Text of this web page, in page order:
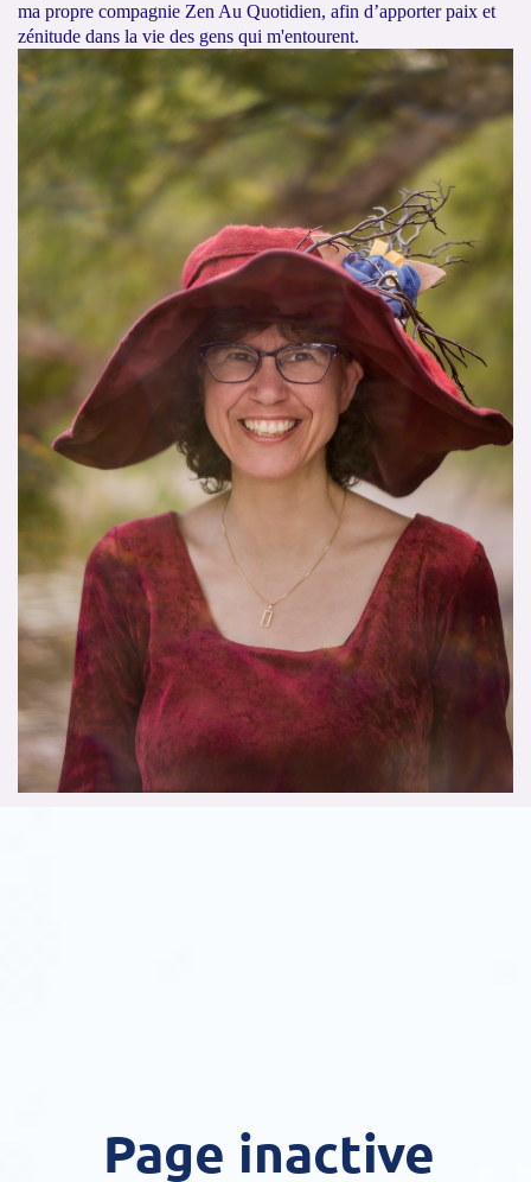
ma propre compagnie Zen Au Quotidien, afin d’apporter paix et
zénitude dans la vie des gens qui m'entourent.
Page inactive